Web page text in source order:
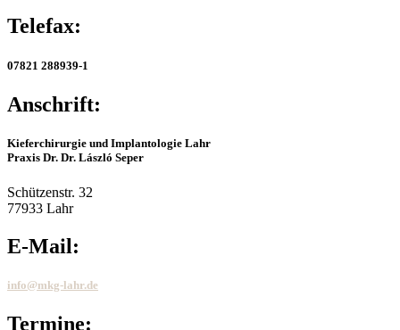
Telefax:
07821 288939-1
Anschrift:
Kieferchirurgie und Implantologie Lahr
Praxis Dr. Dr. László Seper
Schützenstr. 32
77933 Lahr
E-Mail:
info@mkg-lahr.de
Termine: